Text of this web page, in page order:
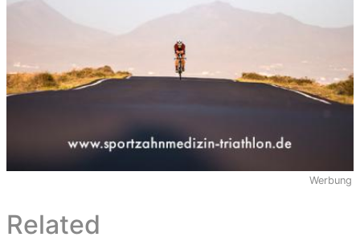
Werbung
Related